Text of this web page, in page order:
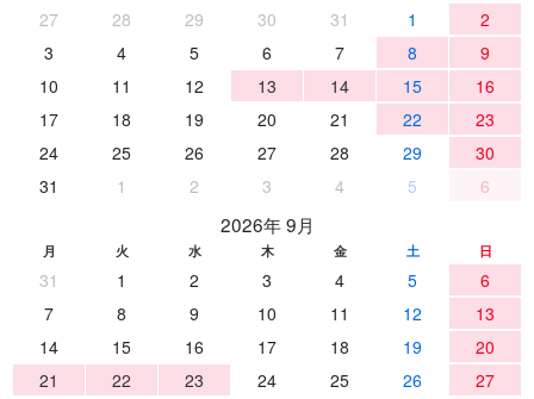
27 28 29 30 31 1
2
3
4 5 6 7 8
9
10
11 12 13 14 15
16
17
18 19 20 21 22
23
24
25 26 27 28 29
30
31
1 2 3 4 5 6
2026年 9月
月 火 水 木 金 土 日
31 1 2 3 4 5
6
7
8 9 10 11 12
13
14
15 16 17 18 19
20
21
22 23 24 25 26
27